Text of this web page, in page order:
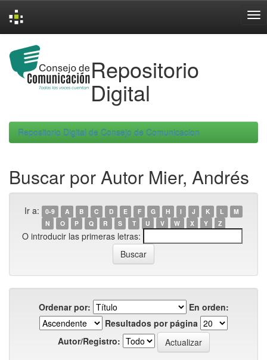
navigation
Repositorio
Digital
Repositorio Digital de Consejo de Comunicacion
Buscar por Autor Mier, Andrés
Ir a: 0-9 A B C D E F G H I J K L
M
N
O P Q R S T U V W X Y Z
O introducir las primeras letras:
Ordenar por:
En orden:
Resultados por página
Autor/Registro: